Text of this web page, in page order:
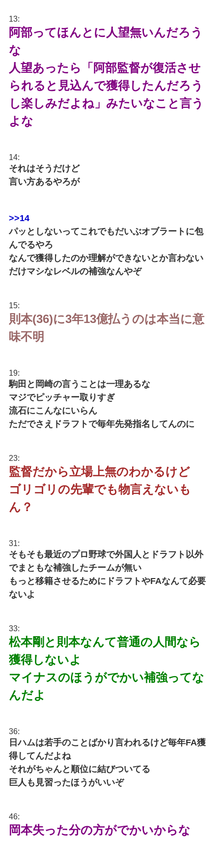
13:
阿部ってほんとに人望無いんだろう
な
人望あったら「阿部監督が復活させ
られると見込んで獲得したんだろう
し楽しみだよね」みたいなこと言う
よな
14:
それはそうだけど
言い方あるやろが
>>14
パッとしないってこれでもだいぶオブラートに包
んでるやろ
なんで獲得したのか理解ができないとか言わない
だけマシなレベルの補強なんやぞ
15:
則本(36)に3年13億払うのは本当に意
味不明
19:
駒田と岡崎の言うことは一理あるな
マジでピッチャー取りすぎ
流石にこんなにいらん
ただでさえドラフトで毎年先発指名してんのに
23:
監督だから立場上無のわかるけど
ゴリゴリの先輩でも物言えないも
ん？
31:
そもそも最近のプロ野球で外国人とドラフト以外
でまともな補強したチームが無い
もっと移籍させるためにドラフトやFAなんて必要
ないよ
33:
松本剛と則本なんて普通の人間なら
獲得しないよ
マイナスのほうがでかい補強ってな
んだよ
36:
日ハムは若手のことばかり言われるけど毎年FA獲
得してんだよね
それがちゃんと順位に結びついてる
巨人も見習ったほうがいいぞ
46:
岡本失った分の方がでかいからな